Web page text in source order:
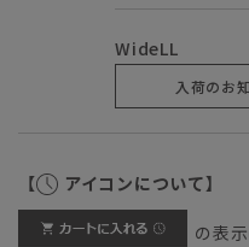
WideLL
入荷のお
【 アイコンについて】
の表